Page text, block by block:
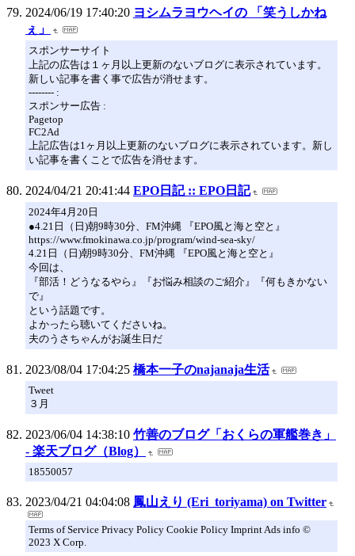
2024/06/19 17:40:20 ヨシムラヨウヘイの 「笑うしかね
ぇ」
スポンサーサイト
上記の広告は１ヶ月以上更新のないブログに表示されています。
新しい記事を書く事で広告が消せます。
-------- :
スポンサー広告 :
Pagetop
FC2Ad
上記広告は1ヶ月以上更新のないブログに表示されています。新し
い記事を書くことで広告を消せます。
2024/04/21 20:41:44 EPO日記 :: EPO日記
2024年4月20日
●4.21日（日)朝9時30分、FM沖縄 『EPO風と海と空と』
https://www.fmokinawa.co.jp/program/wind-sea-sky/
4.21日（日)朝9時30分、FM沖縄 『EPO風と海と空と』
今回は、
『部活！どうなるやら』『お悩み相談のご紹介』『何もきかない
で』
という話題です。
よかったら聴いてくださいね。
夫のうさちゃんがお誕生日だ
2023/08/04 17:04:25 橋本一子のnajanaja生活
Tweet
３月
2023/06/04 14:38:10 竹善のブログ「おくらの軍艦巻き」
- 楽天ブログ（Blog）
18550057
2023/04/21 04:04:08 鳳山えり (Eri_toriyama) on Twitter
Terms of Service Privacy Policy Cookie Policy Imprint Ads info ©
2023 X Corp.